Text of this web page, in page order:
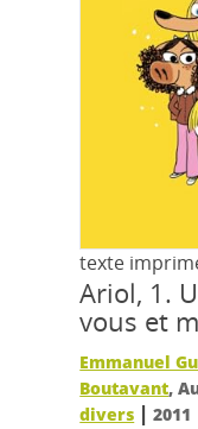
texte
Ariol, 1.
vous et
Emmanuel
Boutavant,
divers |2011